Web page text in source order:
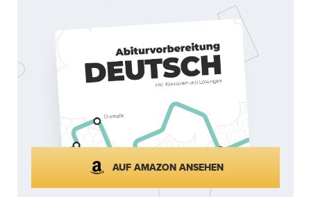
AUF AMAZON ANSEHEN